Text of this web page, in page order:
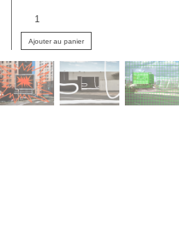
quantité
Besançon
2013
Ajouter au panier